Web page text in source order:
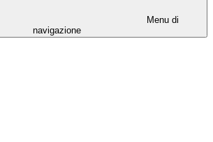
Menu di
navigazione